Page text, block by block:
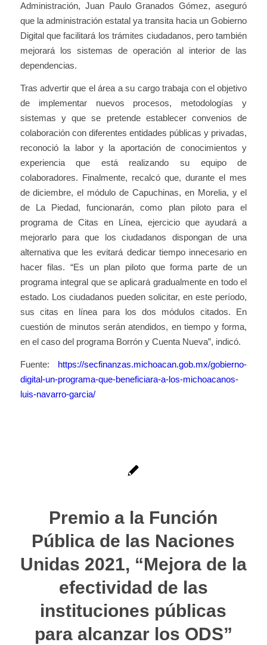
Administración, Juan Paulo Granados Gómez, aseguró
que la administración estatal ya transita hacia un Gobierno
Digital que facilitará los trámites ciudadanos, pero también
mejorará los sistemas de operación al interior de las
dependencias.
Tras advertir que el área a su cargo trabaja con el objetivo
de implementar nuevos procesos, metodologías y
sistemas y que se pretende establecer convenios de
colaboración con diferentes entidades públicas y privadas,
reconoció la labor y la aportación de conocimientos y
experiencia que está realizando su equipo de
colaboradores. Finalmente, recalcó que, durante el mes
de diciembre, el módulo de Capuchinas, en Morelia, y el
de La Piedad, funcionarán, como plan piloto para el
programa de Citas en Línea, ejercicio que ayudará a
mejorarlo para que los ciudadanos dispongan de una
alternativa que les evitará dedicar tiempo innecesario en
hacer filas. “Es un plan piloto que forma parte de un
programa integral que se aplicará gradualmente en todo el
estado. Los ciudadanos pueden solicitar, en este período,
sus citas en línea para los dos módulos citados. En
cuestión de minutos serán atendidos, en tiempo y forma,
en el caso del programa Borrón y Cuenta Nueva”, indicó.
Fuente: https://secfinanzas.michoacan.gob.mx/gobierno-
digital-un-programa-que-beneficiara-a-los-michoacanos-
luis-navarro-garcia/
Premio a la Función
Pública de las Naciones
Unidas 2021, “Mejora de la
efectividad de las
instituciones públicas
para alcanzar los ODS”